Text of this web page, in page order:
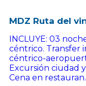
MDZ Ruta del
INCLUYE: 03
céntrico. Transfer
céntrico-
Excursión ciudad
Cena en